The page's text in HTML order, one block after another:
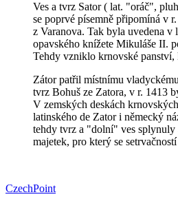
Ves a tvrz Sator ( lat. "oráč",
se poprvé písemně připomíná v
z Varanova. Tak byla uvedena v
opavského knížete Mikuláše II.
Tehdy vzniklo krnovské panství,
Zátor patřil místnímu
tvrz Bohuš ze Zatora, v r. 1413
V zemských deskách
latinského de Zator i německý
tehdy tvrz a "dolní" ves
majetek, pro který se
CzechPoint